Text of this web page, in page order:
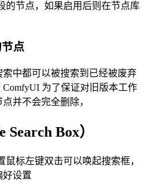
的节点，如果启用后则在节点库
点
中都可以被搜索到已经被废弃
ComfyUI 为了保证对旧版本工作
并不会完全删除，
Box）
标左键双击可以唤起搜索框，
好设置